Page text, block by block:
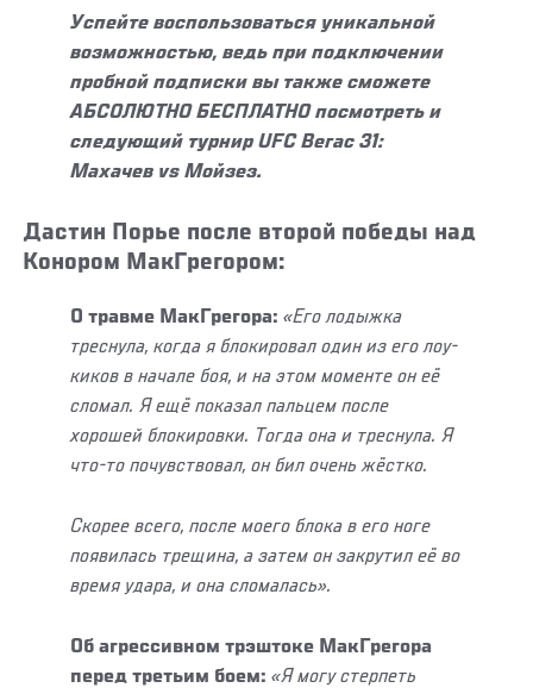
Успейте воспользоваться уникальной
возможностью, ведь при подключении
пробной подписки вы также сможете
АБСОЛЮТНО БЕСПЛАТНО посмотреть и
следующий турнир UFC Вегас 31:
Махачев vs Мойзез.
Дастин Порье после второй победы над
Конором МакГрегором:
О травме МакГрегора:«Его лодыжка
треснула, когда я блокировал один из его лоу-
киков в начале боя, и на этом моменте он её
сломал. Я ещё показал пальцем после
хорошей блокировки. Тогда она и треснула. Я
что-то почувствовал, он бил очень жёстко.
Скорее всего, после моего блока в его ноге
появилась трещина, а затем он закрутил её во
время удара, и она сломалась».
Об агрессивном трэштоке МакГрегора
перед третьим боем:«Я могу стерпеть